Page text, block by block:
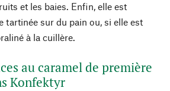
et les baies. Enfin, elle est
tartinée sur du pain ou, si elle est
à la cuillère.
au caramel de première
Konfektyr